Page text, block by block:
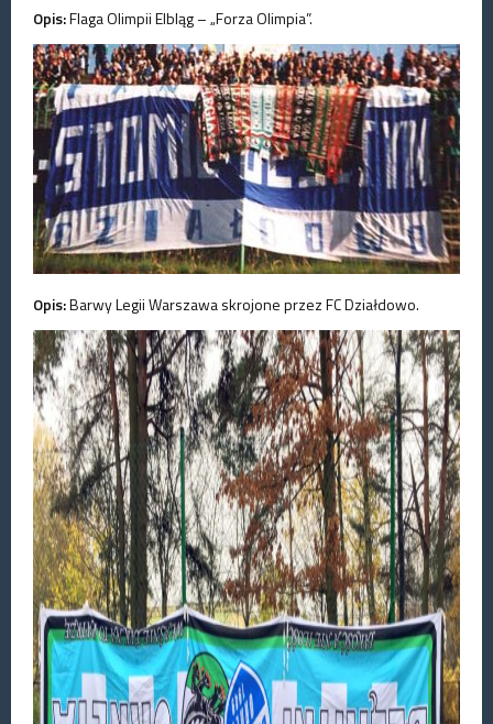
Opis:Flaga Olimpii Elbląg – „Forza Olimpia”.
Opis:Barwy Legii Warszawa skrojone przez FC Działdowo.